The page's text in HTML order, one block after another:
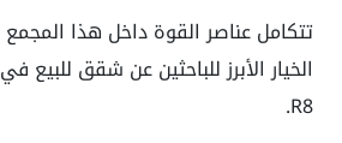
تتكامل عناصر القوة داخل هذا
الخيار الأبرز للباحثين عن شقق للبيع
R8.